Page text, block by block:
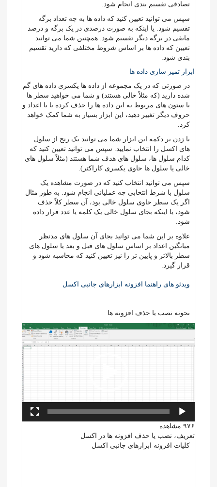
تصادفی تقسیم بندی انجام شود.
سپس می توانید تعیین کنید که داده ها به چه تعداد برگه
تقسیم شود. یا اینکه به صورت درصدی در یک برگه و درصد
مابقی در برگه دیگر تقسیم شود. همچنین شما می توانید
تعیین که داده ها بر اساس شروط مختلفی که دارید تقسیم
بندی شود.
ابزار تمیز سازی داده ها
در صورتی که در یک مجموعه از داده ها یکسری داده های گم
شده دارید (که مثلاً خالی هستند) و شما می خواهید سطر ها
یا ستون های مربوط به این داده ها را حذف کرده یا با اعداد و
حروف دیگر تغییر دهید، این ابزار بسیار به شما کمک خواهد
کرد.
با زدن بر دکمه این ابزار شما می توانید یک رنج از سلول
های اکسل را انتخاب نمایید. سپس می توانید تعیین کنید که
کدام سلول ها، سلول های هدف شما هستند (مثلاً سلول های
خالی یا سلول ها حاوی یکسری کاراکتر).
سپس می توانید انتخاب کنید که در صورت مشاهده یک
سلول با شرط انتخابی چه عملیانی انجام شود. به طور مثال
اگر یک سطر حاوی سلول خالی بود، آن سطر کلاً حذف
شود، یا اینکه بجای سلول خالی یک کلمه یا عدد قرار داده
شود.
علاوه بر این شما می توانید بجای آن سلول های مدنظر
میانگین اعداد بر اساس سلول های قبل و بعد یا سلول های
سطر بالاتر و پایین تر را نیز تعیین کنید که محاسبه شود و
قرار گیرد.
ویدئو های راهنما افزونه ابزارهای جانبی اکسل
نحونه نصب یا حذف افزونه ها
نمایشگر
ویدیو
۹۷۶ مشاهده
تعریف، نصب یا حذف افزونه ها در اکسل
کلیات افزونه ابزارهای جانبی اکسل